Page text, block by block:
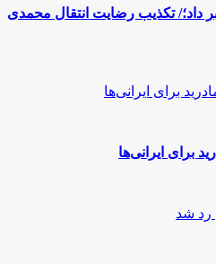
داد؛/ تکذیب رضایت انتقال محمدی
برای ایرانی‌ها